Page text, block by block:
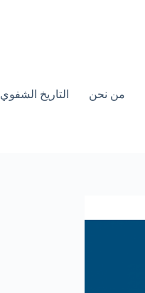
من نحن التاريخ الشفوي